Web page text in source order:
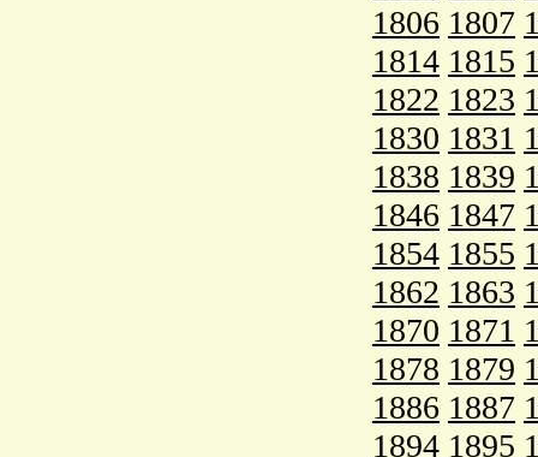
1806 1807
1814 1815
1822 1823
1830 1831
1838 1839
1846 1847
1854 1855
1862 1863
1870 1871
1878 1879
1886 1887
1894 1895